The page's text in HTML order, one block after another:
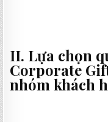
II. Lựa chọn
Corporate
nhóm khách